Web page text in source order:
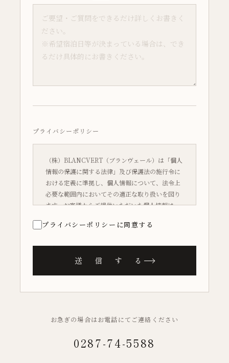
プライバシーポリシー
（株）BLANCVERT（ブランヴェール）は「個人
情報の保護に関する法律」及び保護法の施行令に
おける定義に準拠し、個人情報について、法令上
必要な範囲内においてその適正な取り扱いを図り
ます。お客様からご提供いただいた個人情報は、
ご案内にのみ利用し、第三者への提供は行いませ
合もあります。詳細についてはお問い合わせくだ
プライバシーポリシーに同意する
送 信 す る
お急ぎの場合はお電話にてご連絡ください
0287-74-5588